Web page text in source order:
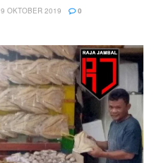
9 OKTOBER 2019 0